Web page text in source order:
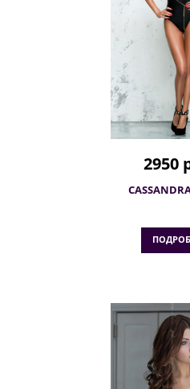
2950